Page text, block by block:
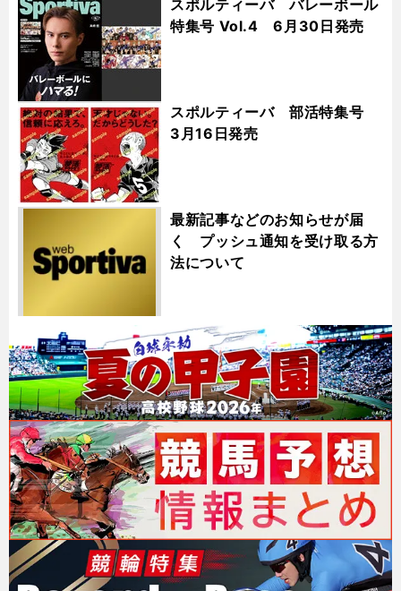
スポルティーバ バレーボール
特集号 Vol.4 6月30日発売
スポルティーバ 部活特集号
3月16日発売
最新記事などのお知らせが届
く プッシュ通知を受け取る方
法について